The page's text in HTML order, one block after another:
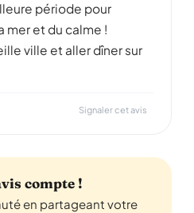
période pour
mer et du calme !
ville et aller dîner sur
Signaler cet avis
compte !
en partageant votre